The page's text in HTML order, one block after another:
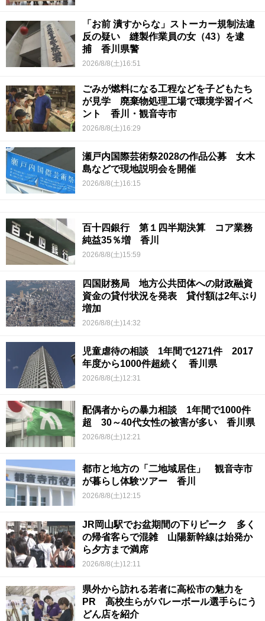
「お前 潰すからな」ストーカー規制法違
反の疑い 縫製作業員の女（43）を逮
捕 香川県警
2026/8/8(土)16:51
ごみが燃料になる工程などを子どもたち
が見学 廃棄物処理工場で環境学習イベ
ント 香川・観音寺市
2026/8/8(土)16:29
瀬戸内国際芸術祭2028の作品公募 女木
島などで現地説明会を開催
2026/8/8(土)16:15
百十四銀行 第１四半期決算 コア業務
純益35％増 香川
2026/8/8(土)15:59
四国財務局 地方公共団体への財政融資
資金の貸付状況を発表 貸付額は2年ぶり
増加
2026/8/8(土)14:32
児童虐待の相談 1年間で1271件 2017
年度から1000件超続く 香川県
2026/8/8(土)12:31
配偶者からの暴力相談 1年間で1000件
超 30～40代女性の被害が多い 香川県
2026/8/8(土)12:21
都市と地方の「二地域居住」 観音寺市
が暮らし体験ツアー 香川
2026/8/8(土)12:15
JR岡山駅でお盆期間の下りピーク 多く
の帰省客らで混雑 山陽新幹線は始発か
ら夕方まで満席
2026/8/8(土)12:11
県外から訪れる若者に高松市の魅力を
PR 高校生らがバレーボール選手らにう
どん店を紹介